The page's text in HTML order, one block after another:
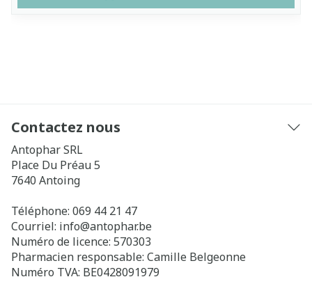
Contactez nous
Antophar SRL
Place Du Préau 5
7640 Antoing
Téléphone: 069 44 21 47
Courriel: info@antophar.be
Numéro de licence: 570303
Pharmacien responsable: Camille Belgeonne
Numéro TVA: BE0428091979